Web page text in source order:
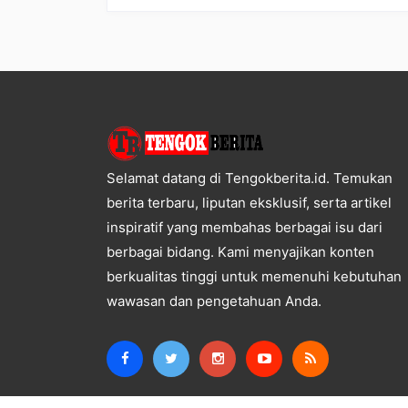
Selamat datang di Tengokberita.id. Temukan
berita terbaru, liputan eksklusif, serta artikel
inspiratif yang membahas berbagai isu dari
berbagai bidang. Kami menyajikan konten
berkualitas tinggi untuk memenuhi kebutuhan
wawasan dan pengetahuan Anda.